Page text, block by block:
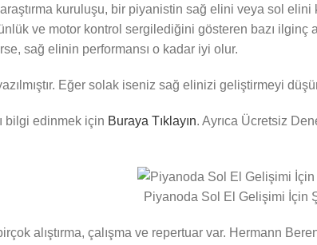
kuruluşu, bir piyanistin sağ elini veya sol elini
ve motor kontrol sergilediğini gösteren bazı ilginç
sağ elinin performansı o kadar iyi olur.
Eğer solak iseniz sağ elinizi geliştirmeyi
bilgi edinmek için Buraya Tıklayın. Ayrıca Ücretsiz
Piyanoda Sol El Gelişimi İçin
alıştırma, çalışma ve repertuar var. Hermann